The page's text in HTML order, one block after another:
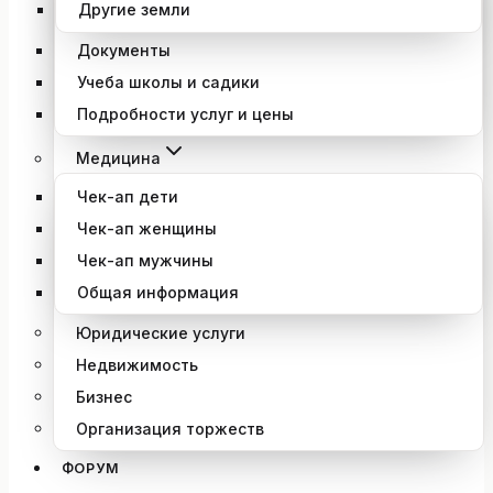
Другие земли
Документы
Учеба школы и садики
Подробности услуг и цены
Медицина
Чек-ап дети
Чек-ап женщины
Чек-ап мужчины
Общая информация
Юридические услуги
Недвижимость
Бизнес
Организация торжеств
ФОРУМ